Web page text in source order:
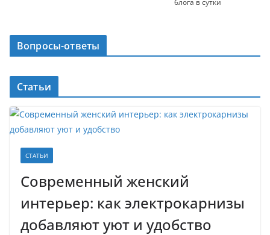
Вопросы-ответы
Статьи
СТАТЬИ
Современный женский
интерьер: как электрокарнизы
добавляют уют и удобство